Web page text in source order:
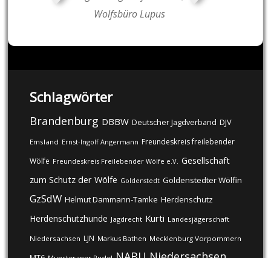
Wolfsbüro Lupus
Schlagwörter
Brandenburg DBBW Deutscher Jagdverband DJV
Emsland Ernst-Ingolf Angermann Freundeskreis freilebender
Wölfe Freundeskreis Freilebender Wölfe e.V. Gesellschaft
zum Schutz der Wölfe Goldenstedt Goldenstedter Wölfin
GzSdW Helmut Dammann-Tamke Herdenschutz
Herdenschutzhunde Jagdrecht Kurti Landesjägerschaft
Niedersachsen LJN Markus Bathen Mecklenburg Vorpommern